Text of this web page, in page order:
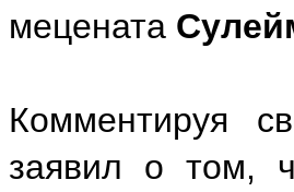
мецената
Комментируя
заявил о том,